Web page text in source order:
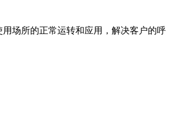
场所的正常运转和应用，解决客户的呼